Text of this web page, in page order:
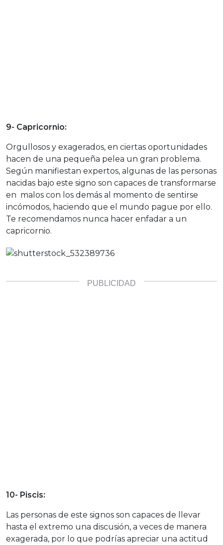
9- Capricornio:
Orgullosos y exagerados, en ciertas oportunidades
hacen de una pequeña pelea un gran problema.
Según manifiestan expertos, algunas de las personas
nacidas bajo este signo son capaces de transformarse
en malos con los demás al momento de sentirse
incómodos, haciendo que el mundo pague por ello.
Te recomendamos nunca hacer enfadar a un
capricornio.
10- Piscis:
Las personas de este signos son capaces de llevar
hasta el extremo una discusión, a veces de manera
exagerada, por lo que podrías apreciar una actitud